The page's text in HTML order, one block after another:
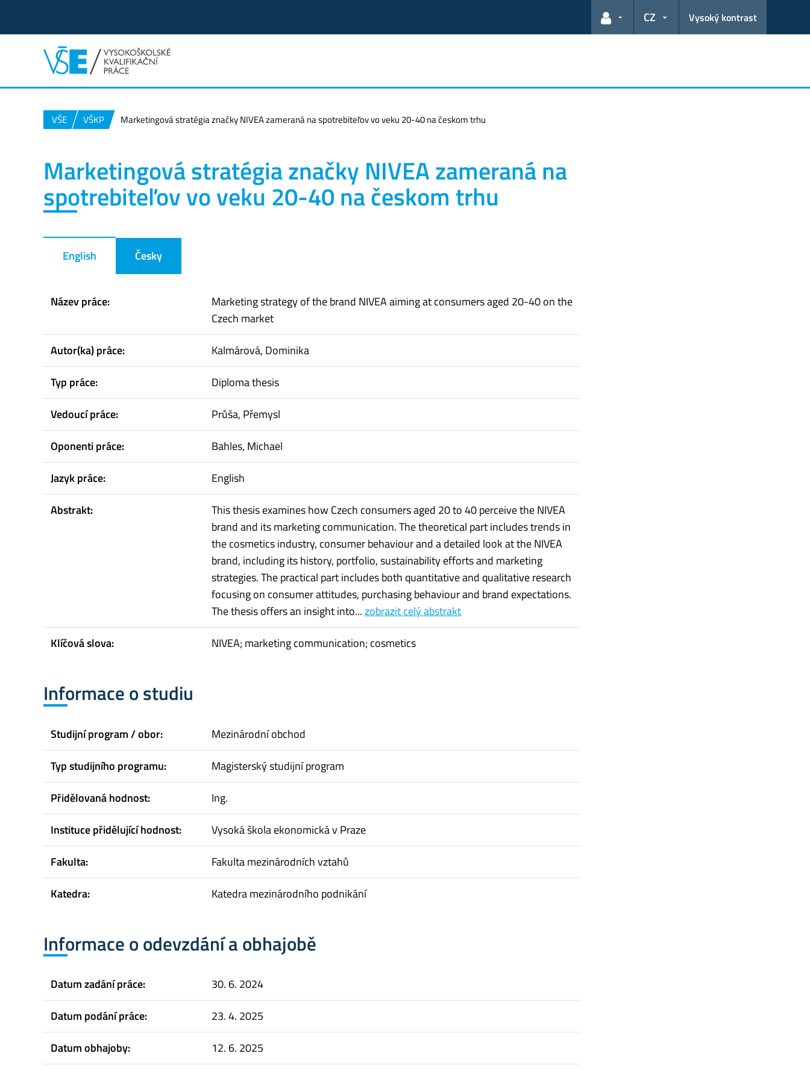
Odkazy pro uživatele
CZ Vysoký kontrast
VŠE VŠKP Marketingová stratégia značky NIVEA zameraná na spotrebiteľov vo veku 20-40 na českom trhu
Marketingová stratégia značky NIVEA zameraná na
spotrebiteľov vo veku 20-40 na českom trhu
English Česky
Název práce:
Marketing strategy of the brand NIVEA aiming at consumers aged 20-40 on the
Czech market
Autor(ka) práce:
Kalmárová, Dominika
Typ práce:
Diploma thesis
Vedoucí práce:
Průša, Přemysl
Oponenti práce:
Bahles, Michael
Jazyk práce:
English
Abstrakt:
This thesis examines how Czech consumers aged 20 to 40 perceive the NIVEA
brand and its marketing communication. The theoretical part includes trends in
the cosmetics industry, consumer behaviour and a detailed look at the NIVEA
brand, including its history, portfolio, sustainability efforts and marketing
strategies. The practical part includes both quantitative and qualitative research
focusing on consumer attitudes, purchasing behaviour and brand expectations.
The thesis offers an insight into...zobrazit celý abstrakt
Klíčová slova:
NIVEA; marketing communication; cosmetics
Informace o studiu
Studijní program / obor:
Mezinárodní obchod
Typ studijního programu:
Magisterský studijní program
Přidělovaná hodnost:
Ing.
Instituce přidělující hodnost:
Vysoká škola ekonomická v Praze
Fakulta:
Fakulta mezinárodních vztahů
Katedra:
Katedra mezinárodního podnikání
Informace o odevzdání a obhajobě
Datum zadání práce:
30. 6. 2024
Datum podání práce:
23. 4. 2025
Datum obhajoby:
12. 6. 2025